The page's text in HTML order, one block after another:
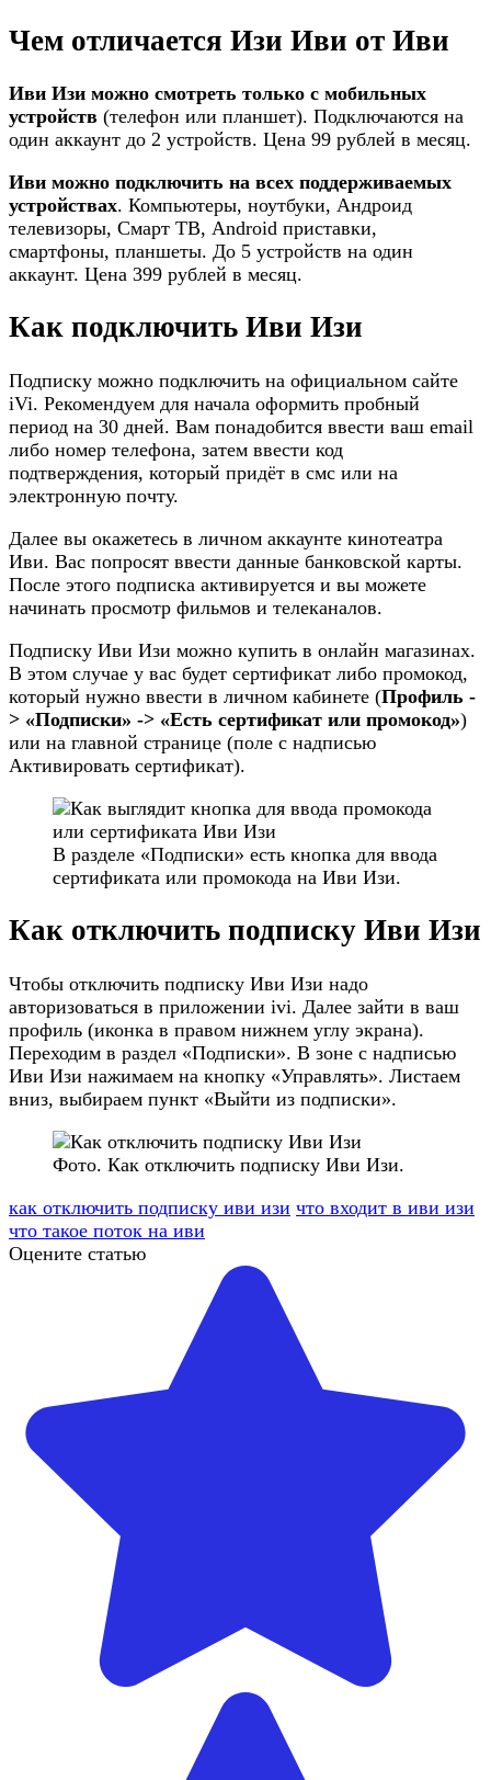
Чем отличается Изи Иви от Иви
Иви Изи можно смотреть только с мобильных
устройств (телефон или планшет). Подключаются на
один аккаунт до 2 устройств. Цена 99 рублей в месяц.
Иви можно подключить на всех поддерживаемых
устройствах. Компьютеры, ноутбуки, Андроид
телевизоры, Смарт ТВ, Android приставки,
смартфоны, планшеты. До 5 устройств на один
аккаунт. Цена 399 рублей в месяц.
Как подключить Иви Изи
Подписку можно подключить на официальном сайте
iVi. Рекомендуем для начала оформить пробный
период на 30 дней. Вам понадобится ввести ваш email
либо номер телефона, затем ввести код
подтверждения, который придёт в смс или на
электронную почту.
Далее вы окажетесь в личном аккаунте кинотеатра
Иви. Вас попросят ввести данные банковской карты.
После этого подписка активируется и вы можете
начинать просмотр фильмов и телеканалов.
Подписку Иви Изи можно купить в онлайн магазинах.
В этом случае у вас будет сертификат либо промокод,
который нужно ввести в личном кабинете (Профиль -
> «Подписки» -> «Есть сертификат или промокод»)
или на главной странице (поле с надписью
Активировать сертификат).
В разделе «Подписки» есть кнопка для ввода
сертификата или промокода на Иви Изи.
Как отключить подписку Иви Изи
Чтобы отключить подписку Иви Изи надо
авторизоваться в приложении ivi. Далее зайти в ваш
профиль (иконка в правом нижнем углу экрана).
Переходим в раздел «Подписки». В зоне с надписью
Иви Изи нажимаем на кнопку «Управлять». Листаем
вниз, выбираем пункт «Выйти из подписки».
Фото. Как отключить подписку Иви Изи.
как отключить подписку иви изи что входит в иви изи
что такое поток на иви
Оцените статью